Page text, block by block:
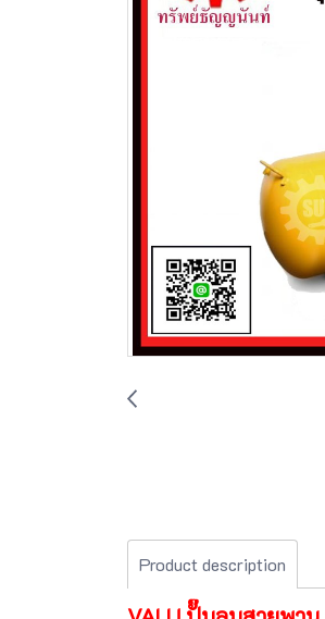
Product description